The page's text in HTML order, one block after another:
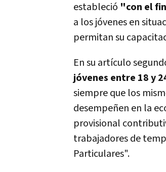
estableció "con el
a los jóvenes en
permitan su
En su artículo
jóvenes entre 18 y
siempre que los
desempeñen en la
provisional
trabajadores de
Particulares".